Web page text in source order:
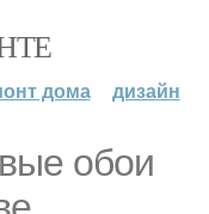
дома дизайн
обои